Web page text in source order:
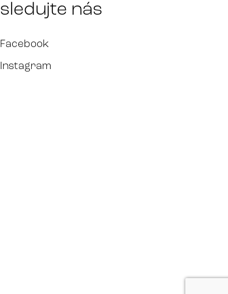
sledujte nás
Facebook
Instagram